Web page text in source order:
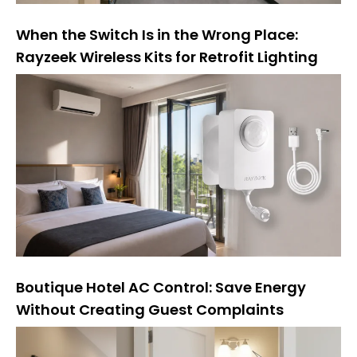
η
:When the Switch Is in the Wrong Place:
Rayzeek Wireless Kits for Retrofit Lighting
Boutique Hotel AC Control: Save Energy
Without Creating Guest Complaints